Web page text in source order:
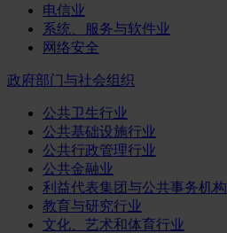
电信业
系统、服务与软件业
网络安全
政府部门与社会组织
公共卫生行业
公共基础设施行业
公共行政管理行业
公共金融业
利益代表集团与公共事务机构
教育与研究行业
文化、艺术和体育行业